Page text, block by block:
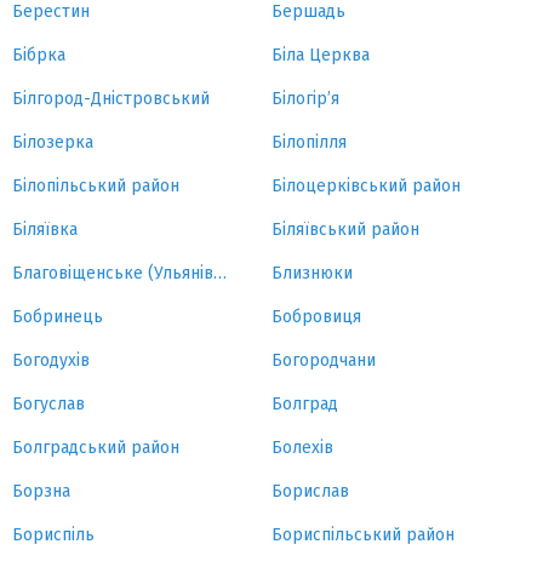
Берестин Бершадь
Бібрка Біла Церква
Білгород-Дністровський Білогір’я
Білозерка Білопілля
Білопільський район Білоцерківський район
Біляївка Біляївський район
Благовіщенське (Ульянівка) Близнюки
Бобринець Бобровиця
Богодухів Богородчани
Богуслав Болград
Болградський район Болехів
Борзна Борислав
Бориспіль Бориспільський район